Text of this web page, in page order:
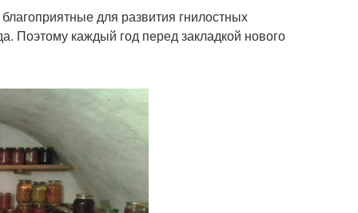
для развития гнилостных
Поэтому каждый год перед закладкой нового